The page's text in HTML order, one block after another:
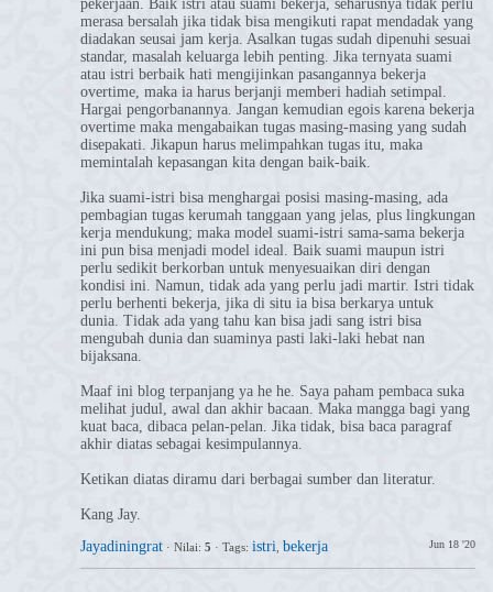
pekerjaan. Baik istri atau suami bekerja, seharusnya tidak perlu
merasa bersalah jika tidak bisa mengikuti rapat mendadak yang
diadakan seusai jam kerja. Asalkan tugas sudah dipenuhi sesuai
standar, masalah keluarga lebih penting. Jika ternyata suami
atau istri berbaik hati mengijinkan pasangannya bekerja
overtime, maka ia harus berjanji memberi hadiah setimpal.
Hargai pengorbanannya. Jangan kemudian egois karena bekerja
overtime maka mengabaikan tugas masing-masing yang sudah
disepakati. Jikapun harus melimpahkan tugas itu, maka
memintalah kepasangan kita dengan baik-baik.
Jika suami-istri bisa menghargai posisi masing-masing, ada
pembagian tugas kerumah tanggaan yang jelas, plus lingkungan
kerja mendukung; maka model suami-istri sama-sama bekerja
ini pun bisa menjadi model ideal. Baik suami maupun istri
perlu sedikit berkorban untuk menyesuaikan diri dengan
kondisi ini. Namun, tidak ada yang perlu jadi martir. Istri tidak
perlu berhenti bekerja, jika di situ ia bisa berkarya untuk
dunia. Tidak ada yang tahu kan bisa jadi sang istri bisa
mengubah dunia dan suaminya pasti laki-laki hebat nan
bijaksana.
Maaf ini blog terpanjang ya he he. Saya paham pembaca suka
melihat judul, awal dan akhir bacaan. Maka mangga bagi yang
kuat baca, dibaca pelan-pelan. Jika tidak, bisa baca paragraf
akhir diatas sebagai kesimpulannya.
Ketikan diatas diramu dari berbagai sumber dan literatur.
Kang Jay.
Jayadiningrat
Jun 18 '20
· Nilai: 5 · Tags: istri bekerja